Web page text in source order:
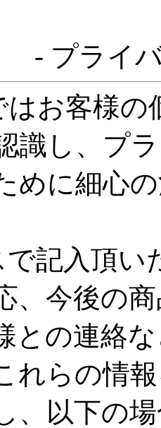
- プライ
お客様の
識し、プ
めに細心
記入頂い
、今後の
との連絡
れらの情
、以下の